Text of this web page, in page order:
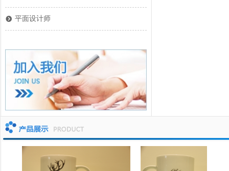
뀹 平面设计师